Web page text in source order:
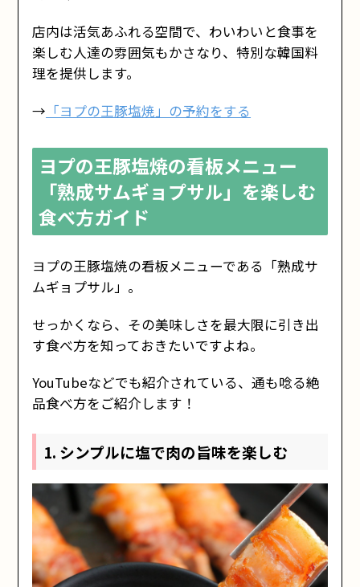
店内は活気あふれる空間で、わいわいと食事を
楽しむ人達の雰囲気もかさなり、特別な韓国料
理を提供します。
→ 「ヨプの王豚塩焼」の予約をする
ヨプの王豚塩焼の看板メニュー
「熟成サムギョプサル」を楽しむ
食べ方ガイド
ヨプの王豚塩焼の看板メニューである「熟成サ
ムギョプサル」。
せっかくなら、その美味しさを最大限に引き出
す食べ方を知っておきたいですよね。
YouTubeなどでも紹介されている、通も唸る絶
品食べ方をご紹介します！
1. シンプルに塩で肉の旨味を楽しむ